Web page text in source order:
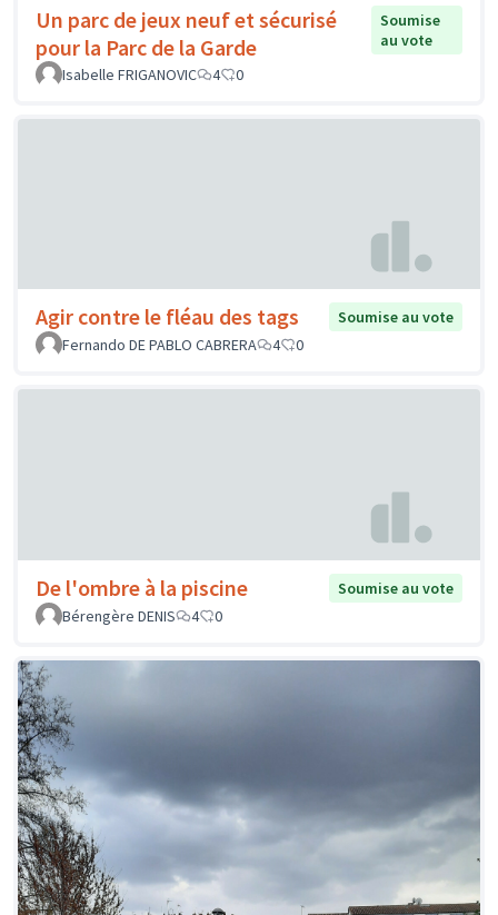
Un parc de jeux neuf et sécurisé
pour la Parc de la Garde
Soumise
au vote
Isabelle FRIGANOVIC
4 0
Agir contre le fléau des tags
Soumise au vote
Fernando DE PABLO CABRERA
4 0
De l'ombre à la piscine
Soumise au vote
Bérengère DENIS
4 0